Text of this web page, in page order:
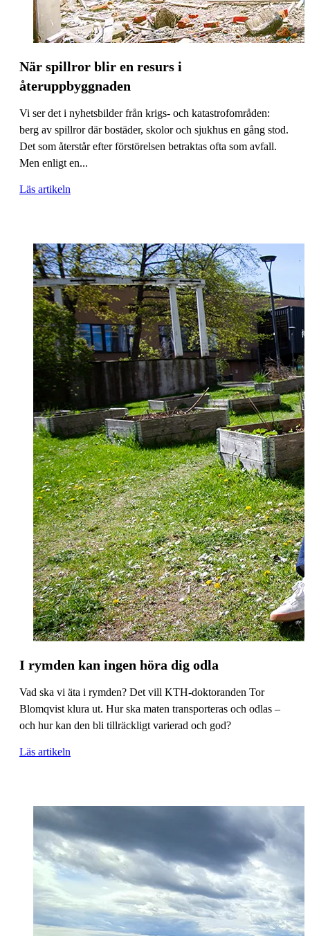
När spillror blir en resurs i
återuppbyggnaden
Vi ser det i nyhetsbilder från krigs- och katastrofområden:
berg av spillror där bostäder, skolor och sjukhus en gång stod.
Det som återstår efter förstörelsen betraktas ofta som avfall.
Men enligt en...
Läs artikeln
I rymden kan ingen höra dig odla
Vad ska vi äta i rymden? Det vill KTH-doktoranden Tor
Blomqvist klura ut. Hur ska maten transporteras och odlas –
och hur kan den bli tillräckligt varierad och god?
Läs artikeln